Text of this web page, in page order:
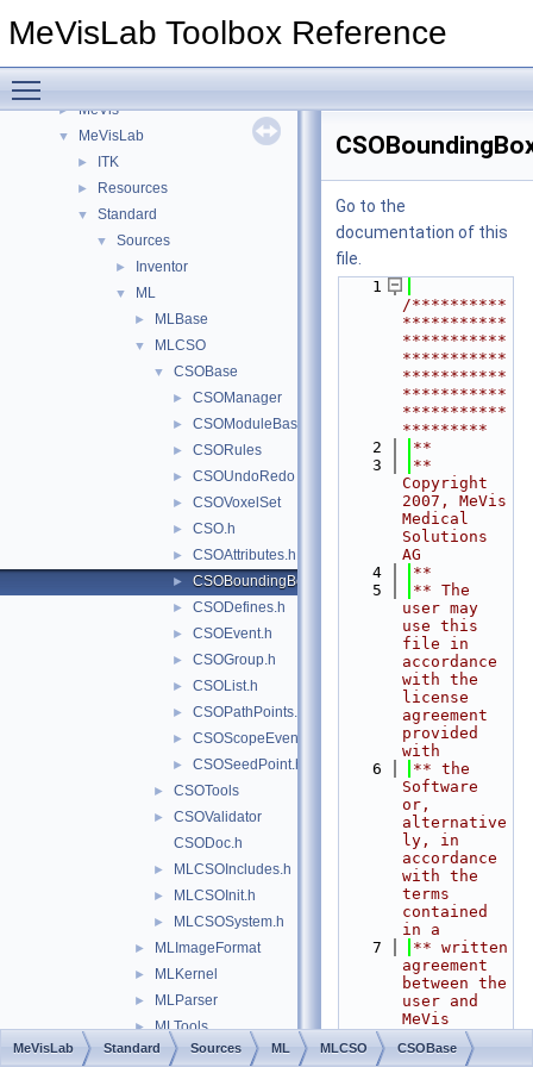
MeVisLab Toolbox Reference
▼ File List
► MeVis
▼ MeVisLab
► ITK
► Resources
▼ Standard
▼ Sources
► Inventor
▼ ML
► MLBase
▼ MLCSO
▼ CSOBase
► CSOManager
► CSOModuleBase
► CSORules
► CSOUndoRedo
► CSOVoxelSet
► CSO.h
► CSOAttributes.h
► CSOBoundingBox.h
► CSODefines.h
► CSOEvent.h
► CSOGroup.h
► CSOList.h
► CSOPathPoints.h
► CSOScopeEvents.h
► CSOSeedPoint.h
► CSOTools
►
CSOValidator
CSODoc.h
► MLCSOIncludes.h
► MLCSOInit.h
► MLCSOSystem.h
► MLImageFormat
► MLKernel
► MLParser
► MLTools
► MLWEM
Go to the
documentation of this
file.
    1
/**********
***********
***********
***********
***********
***********
***********
*********
    2
**
    3
**
Copyright
2007, MeVis
Medical
Solutions
AG
    4
**
    5
** The
user may
use this
file in
accordance
with the
license
agreement
provided
with
    6
** the
Software
or,
alternative
ly, in
accordance
with the
terms
contained
in a
    7
** written
agreement
between the
user and
MeVis
Medical
Solutions
MeVisLab Standard Sources ML MLCSO CSOBase